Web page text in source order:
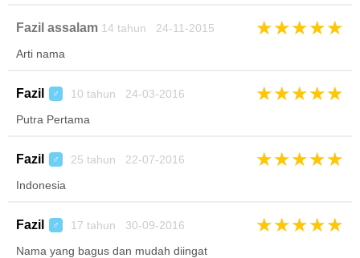
Fazil assalam 14 tahun 24-11-2015 ★★★★★
Arti nama
Fazil ♂ 10 tahun 24-03-2016 ★★★★★
Putra Pertama
Fazil ♂ 25 tahun 22-07-2016 ★★★★★
Indonesia
Fazil ♂ 17 tahun 30-09-2016 ★★★★★
Nama yang bagus dan mudah diingat